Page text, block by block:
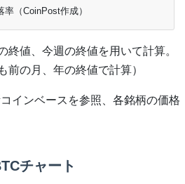
率（CoinPost作成）
終値、今週の終値を用いて計算。
前の月、年の終値で計算）
インベースを参照、各銘柄の価格
チャート